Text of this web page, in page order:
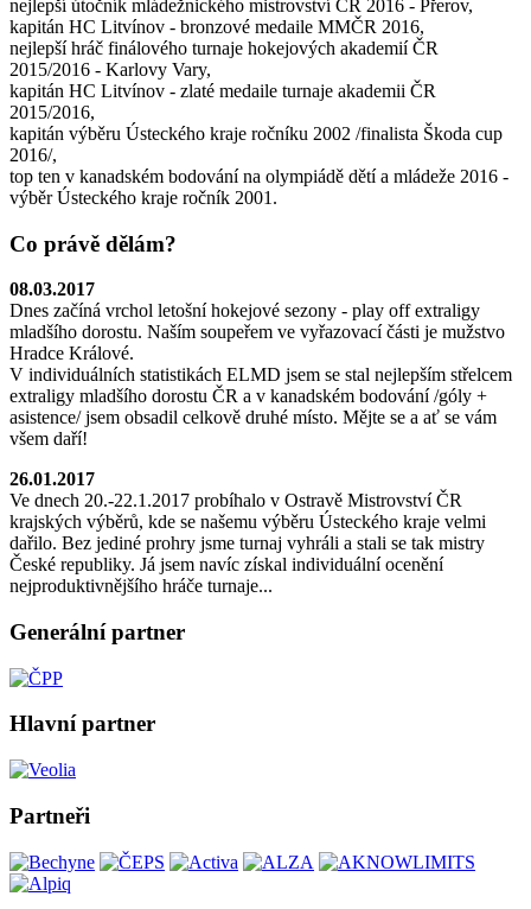
nejlepší útočník mládežnického mistrovství ČR 2016 - Přerov,
kapitán HC Litvínov - bronzové medaile MMČR 2016,
nejlepší hráč finálového turnaje hokejových akademií ČR
2015/2016 - Karlovy Vary,
kapitán HC Litvínov - zlaté medaile turnaje akademii ČR
2015/2016,
kapitán výběru Ústeckého kraje ročníku 2002 /finalista Škoda cup
2016/,
top ten v kanadském bodování na olympiádě dětí a mládeže 2016 -
výběr Ústeckého kraje ročník 2001.
Co právě dělám?
08.03.2017
Dnes začíná vrchol letošní hokejové sezony - play off extraligy
mladšího dorostu. Naším soupeřem ve vyřazovací části je mužstvo
Hradce Králové.
V individuálních statistikách ELMD jsem se stal nejlepším střelcem
extraligy mladšího dorostu ČR a v kanadském bodování /góly +
asistence/ jsem obsadil celkově druhé místo. Mějte se a ať se vám
všem daří!
26.01.2017
Ve dnech 20.-22.1.2017 probíhalo v Ostravě Mistrovství ČR
krajských výběrů, kde se našemu výběru Ústeckého kraje velmi
dařilo. Bez jediné prohry jsme turnaj vyhráli a stali se tak mistry
České republiky. Já jsem navíc získal individuální ocenění
nejproduktivnějšího hráče turnaje...
Generální partner
Hlavní partner
Partneři